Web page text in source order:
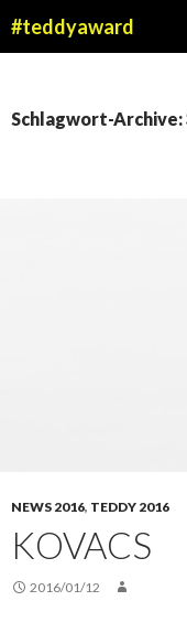
#teddyaward
Schlagwort-Archive:
NEWS 2016, TEDDY 2016
KOVACS
2016/01/12